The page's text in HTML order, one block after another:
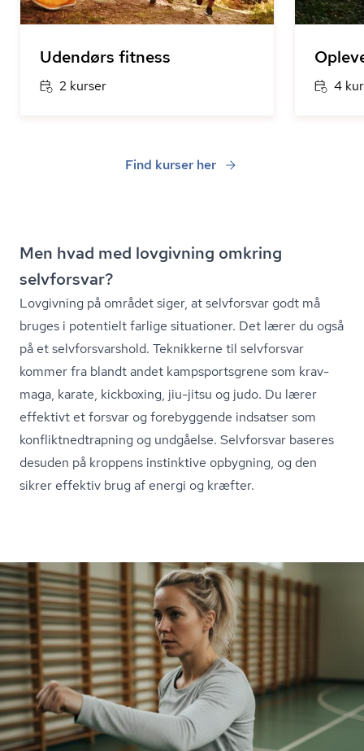
Udendørs fitness
2 kurser 4
Find kurser her
Men hvad med lovgivning omkring
selvforsvar?
Lovgivning på området siger, at selvforsvar godt må
bruges i potentielt farlige situationer. Det lærer du også
på et selv­for­svars­hold. Teknikkerne til selvforsvar
kommer fra blandt andet kampsports­gre­ne som krav-
maga, karate, kickboxing, jiu-jitsu og judo. Du lærer
effektivt et forsvar og forebyggende indsatser som
kon­flik­t­ned­trap­ning og undgåelse. Selvforsvar baseres
desuden på kroppens instinktive opbygning, og den
sikrer effektiv brug af energi og kræfter.